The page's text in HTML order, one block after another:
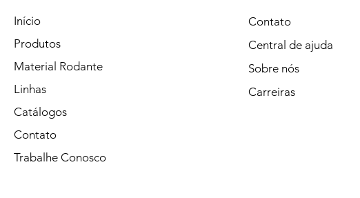
Início
Produtos
Material Rodante
Linhas
Catálogos
Contato
Trabalhe Conosco
Contato
Central de ajuda
Sobre nós
Carreiras